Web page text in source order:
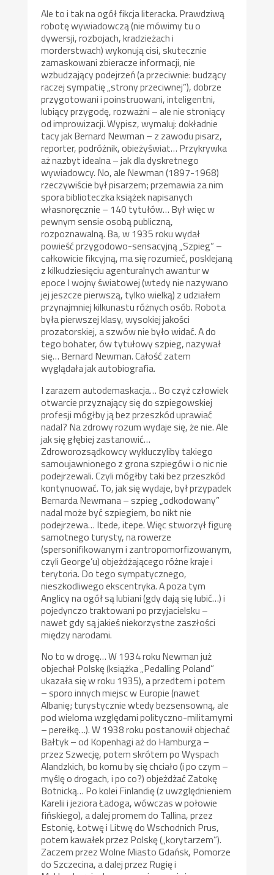
Ale to i tak na ogół fikcja literacka. Prawdziwą
robotę wywiadowczą (nie mówimy tu o
dywersji, rozbojach, kradzieżach i
morderstwach) wykonują cisi, skutecznie
zamaskowani zbieracze informacji, nie
wzbudzający podejrzeń (a przeciwnie: budzący
raczej sympatię „strony przeciwnej”), dobrze
przygotowani i poinstruowani, inteligentni,
lubiący przygodę, rozważni – ale nie stroniący
od improwizacji. Wypisz, wymaluj: dokładnie
tacy jak Bernard Newman – z zawodu pisarz,
reporter, podróżnik, obieżyświat… Przykrywka
aż nazbyt idealna – jak dla dyskretnego
wywiadowcy. No, ale Newman (1897-1968)
rzeczywiście był pisarzem; przemawia za nim
spora biblioteczka książek napisanych
własnoręcznie – 140 tytułów… Był więc w
pewnym sensie osobą publiczną,
rozpoznawalną. Ba, w 1935 roku wydał
powieść przygodowo-sensacyjną „Szpieg” –
całkowicie fikcyjną, ma się rozumieć, posklejaną
z kilkudziesięciu agenturalnych awantur w
epoce I wojny światowej (wtedy nie nazywano
jej jeszcze pierwszą, tylko wielką) z udziałem
przynajmniej kilkunastu różnych osób. Robota
była pierwszej klasy, wysokiej jakości
prozatorskiej, a szwów nie było widać. A do
tego bohater, ów tytułowy szpieg, nazywał
się… Bernard Newman. Całość zatem
wyglądała jak autobiografia.
I zarazem autodemaskacja… Bo czyż człowiek
otwarcie przyznający się do szpiegowskiej
profesji mógłby ją bez przeszkód uprawiać
nadal? Na zdrowy rozum wydaje się, że nie. Ale
jak się głębiej zastanowić…
Zdroworozsądkowcy wykluczyliby takiego
samoujawnionego z grona szpiegów i o nic nie
podejrzewali. Czyli mógłby taki bez przeszkód
kontynuować. To, jak się wydaje, był przypadek
Bernarda Newmana – szpieg „odkodowany”
nadal może być szpiegiem, bo nikt nie
podejrzewa… Itede, itepe. Więc stworzył figurę
samotnego turysty, na rowerze
(spersonifikowanym i zantropomorfizowanym,
czyli George’u) objeżdżającego różne kraje i
terytoria. Do tego sympatycznego,
nieszkodliwego ekscentryka. A poza tym
Anglicy na ogół są lubiani (gdy dają się lubić…) i
pojedynczo traktowani po przyjacielsku –
nawet gdy są jakieś niekorzystne zaszłości
między narodami.
No to w drogę… W 1934 roku Newman już
objechał Polskę (książka „Pedalling Poland”
ukazała się w roku 1935), a przedtem i potem
– sporo innych miejsc w Europie (nawet
Albanię; turystycznie wtedy bezsensowną, ale
pod wieloma względami polityczno-militarnymi
– perełkę…). W 1938 roku postanowił objechać
Bałtyk – od Kopenhagi aż do Hamburga –
przez Szwecję, potem skrótem po Wyspach
Alandzkich, bo komu by się chciało (i po czym –
myślę o drogach, i po co?) objeżdżać Zatokę
Botnicką… Po kolei Finlandię (z uwzględnieniem
Karelii i jeziora Ładoga, wówczas w połowie
fińskiego), a dalej promem do Tallina, przez
Estonię, Łotwę i Litwę do Wschodnich Prus,
potem kawałek przez Polskę („korytarzem”).
Zaczem przez Wolne Miasto Gdańsk, Pomorze
do Szczecina, a dalej przez Rugię i